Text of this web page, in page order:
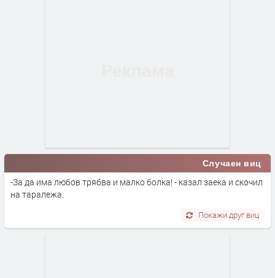
Случаен виц
-За да има любов трябва и малко болка! - казал заека и скочил
на таралежа.
Покажи друг виц